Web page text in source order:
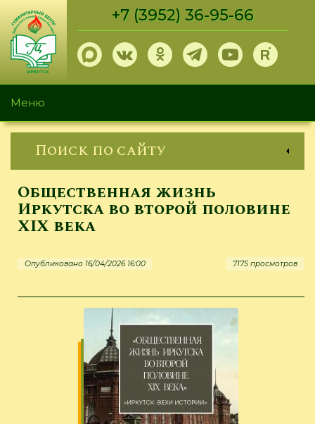
Перейти
основному
содержанию
+7 (3952) 36-95-66
Меню
Поиск по сайту
Общественная жизнь
Иркутска во второй половине
XIX века
Опубликовано 16/04/2026 16:00 7175 просмотров